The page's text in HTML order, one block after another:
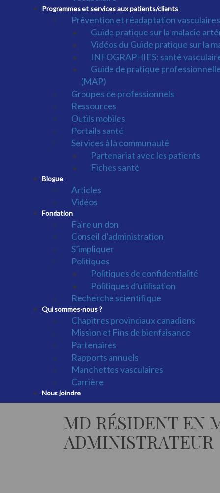
Programmes et services aux patients/clients
Prévention et réadaptation vasculaires
Guide pratique sur la maladie
Vidéos du Guide pratique sur la
INFOGRAPHIES: santé
Guide de pratique
(MAP)
Groupes de professionnels
Ressources
Outils mobiles
Portails santé
Services à la communauté
Partenariat avec les patients
Fiches santé
Blogue
Articles
Vidéos
Fondation
Faire un don
Conseil d’administration
S’impliquer
Politiques
Politiques de confidentialité
Politiques d’utilisation
Recherche scientifique
Qui sommes-nous ?
Chapitres provinciaux canadiens
Mission et Fins de bienfaisance
Partenaires
Rapports annuels
Manchettes vasculaires
Carrière
Nous joindre
MD RÉSIDENT EN
ADMINISTRATEUR